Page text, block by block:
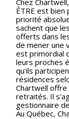
Chez
ÊTRE est bien
priorité
sachent que
offerts dans
de mener une
est primordial
leurs proches
qu'ils
résidences
Chartwell
retraités. Il
gestionnaire
Au Québec,